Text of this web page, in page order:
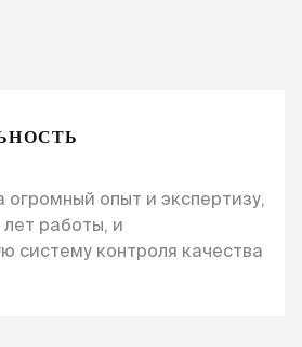
опыт и экспертизу,
лет работы, и
систему контроля качества